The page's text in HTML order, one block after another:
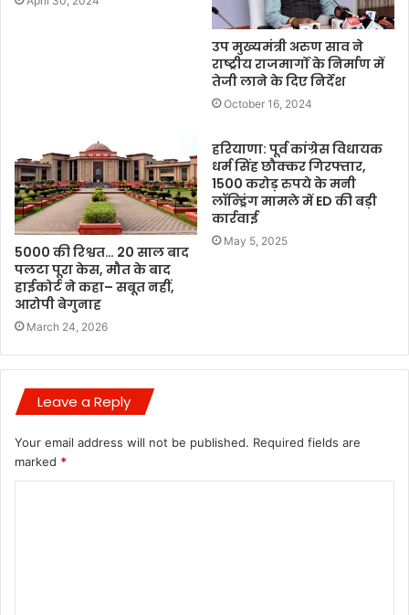
उप मुख्यमंत्री अरुण साव ने
राष्ट्रीय राजमार्गों के निर्माण में
तेजी लाने के दिए निर्देश
October 16, 2024
5000 की रिश्वत… 20 साल बाद
पलटा पूरा केस, मौत के बाद
हाईकोर्ट ने कहा– सबूत नहीं,
आरोपी बेगुनाह
March 24, 2026
हरियाणा: पूर्व कांग्रेस विधायक
धर्म सिंह छौक्कर गिरफ्तार,
1500 करोड़ रुपये के मनी
लॉन्ड्रिंग मामले में ED की बड़ी
कार्रवाई
May 5, 2025
Leave a Reply
Your email address will not be published. Required fields are
marked *